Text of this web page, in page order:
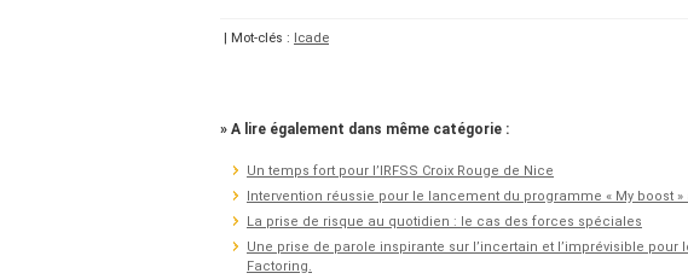
| Mot-clés : Icade
» A lire également dans même catégorie :
Un temps fort pour l’IRFSS Croix Rouge de Nice
Intervention réussie pour le lancement du programme « My boost »
La prise de risque au quotidien : le cas des forces spéciales
Une prise de parole inspirante sur l’incertain et l’imprévisible
Factoring.